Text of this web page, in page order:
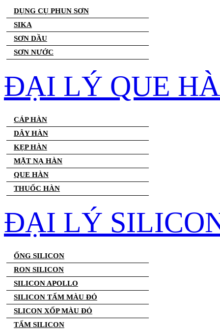
DỤNG CỤ PHUN SƠN
SIKA
SƠN DẦU
SƠN NƯỚC
ĐẠI LÝ QUE
CÁP HÀN
DÂY HÀN
KẸP HÀN
MẶT NẠ HÀN
QUE HÀN
THUỐC HÀN
ĐẠI LÝ
ỐNG SILICON
RON SILICON
SILICON APOLLO
SILICON TẤM MÀU ĐỎ
SLICON XỐP MÀU ĐỎ
TẤM SILICON